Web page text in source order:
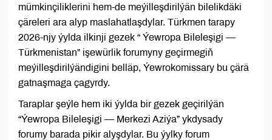
mümkinçiliklerini hem-de meýilleşdirilýän bilelikdäki
çäreleri ara alyp maslahatlaşdylar. Türkmen tarapy
2026-njy ýylda ilkinji gezek “ Ýewropa Bileleşigi —
Türkmenistan” işewürlik forumyny geçirmegiň
meýilleşdirilýändigini belläp, Ýewrokomissary bu çärä
gatnaşmaga çagyrdy.
Taraplar şeýle hem iki ýylda bir gezek geçirilýän
“Ýewropa Bileleşigi — Merkezi Aziýa” ykdysady
forumy barada pikir alyşdylar. Bu ýylky forum